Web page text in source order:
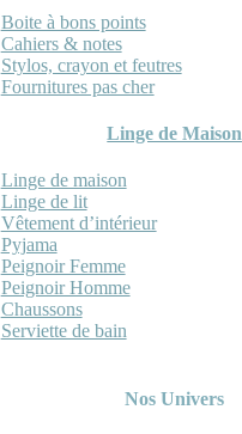
Boite à bons points
Cahiers & notes
Stylos, crayon et feutres
Fournitures pas cher
Linge de Maison
Linge de maison
Linge de lit
Vêtement d’intérieur
Pyjama
Peignoir Femme
Peignoir Homme
Chaussons
Serviette de bain
Nos Univers